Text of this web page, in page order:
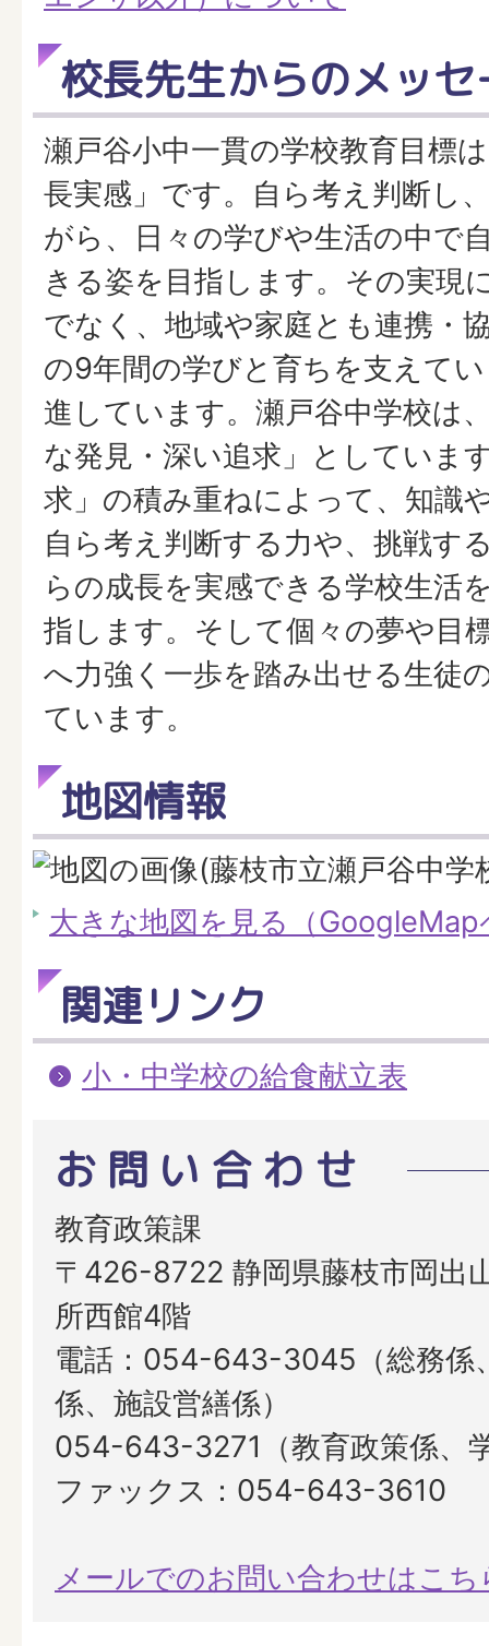
校長先生からのメッセ
瀬戸谷小中一貫の学校教育目標
長実感」です。自ら考え判断し
がら、日々の学びや生活の中で
きる姿を目指します。その実現
でなく、地域や家庭とも連携・
の9年間の学びと育ちを支えて
進しています。瀬戸谷中学校は
な発見・深い追求」としていま
求」の積み重ねによって、知識
自ら考え判断する力や、挑戦す
らの成長を実感できる学校生活
指します。そして個々の夢や目
へ力強く一歩を踏み出せる生徒
ています。
地図情報
大きな地図を見る（GoogleMap
関連リンク
小・中学校の給食献立表
お問い合わせ
教育政策課
〒426-8722 静岡県藤枝市岡出
所西館4階
電話：054-643-3045（総務係
係、施設営繕係）
054-643-3271（教育政策係、
ファックス：054-643-3610
メールでのお問い合わせはこち